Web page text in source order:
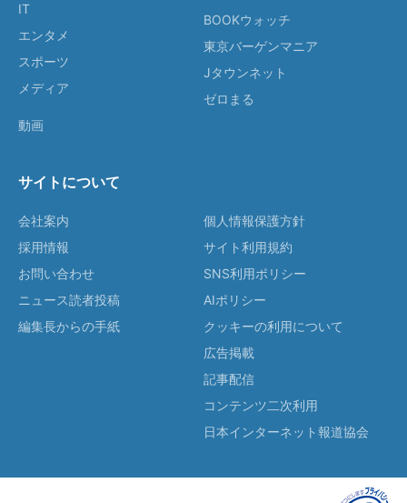
IT
エンタメ
スポーツ
メディア
動画
BOOKウォッチ
東京バーゲンマニア
Jタウンネット
ゼロまる
サイトについて
会社案内
採用情報
お問い合わせ
ニュース読者投稿
編集長からの手紙
個人情報保護方針
サイト利用規約
SNS利用ポリシー
AIポリシー
クッキーの利用について
広告掲載
記事配信
コンテンツ二次利用
日本インターネット報道協会